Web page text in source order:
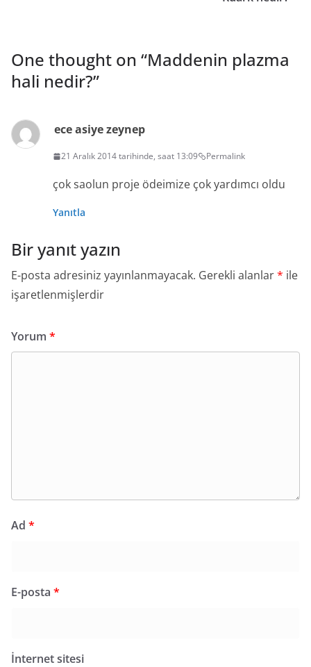
One thought on “Maddenin plazma
hali nedir?”
ece asiye zeynep
21 Aralık 2014 tarihinde, saat 13:09 Permalink
çok saolun proje ödeimize çok yardımcı oldu
Yanıtla
Bir yanıt yazın
E-posta adresiniz yayınlanmayacak. Gerekli alanlar* ile
işaretlenmişlerdir
Yorum *
Ad *
E-posta *
İnternet sitesi